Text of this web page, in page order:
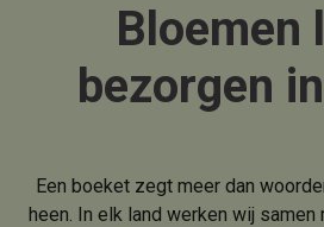
Bloemen
bezorgen
Een boeket zegt meer dan
heen. In elk land werken wij